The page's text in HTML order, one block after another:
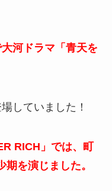
河ドラマ「青天を
していました！
RICH」では、町
を演じました。